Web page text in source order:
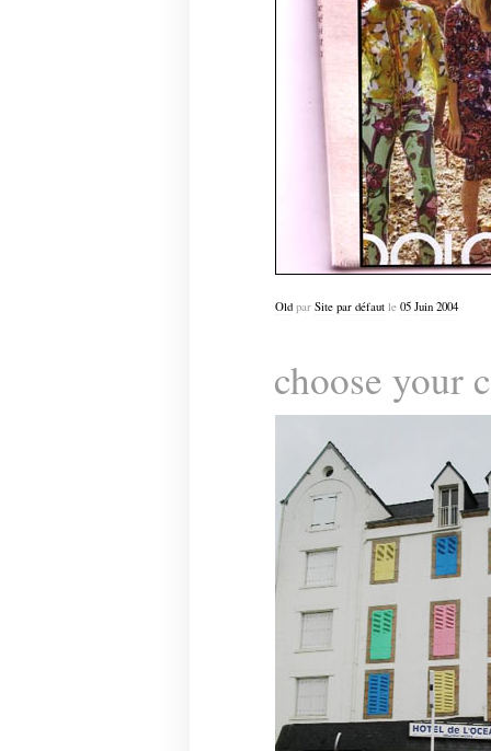
Oldpar Site par défautle 05 Juin 2004
choose your